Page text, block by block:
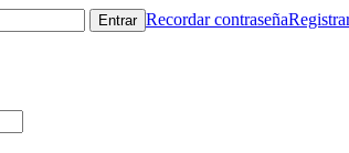
Recordar contraseña